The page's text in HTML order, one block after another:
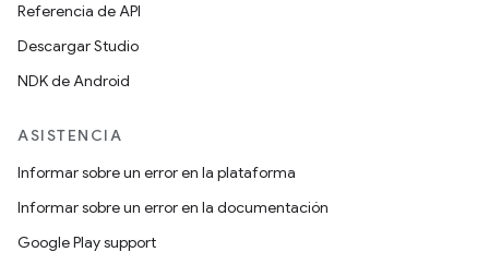
Referencia de API
Descargar Studio
NDK de Android
ASISTENCIA
Informar sobre un error en la plataforma
Informar sobre un error en la documentación
Google Play support